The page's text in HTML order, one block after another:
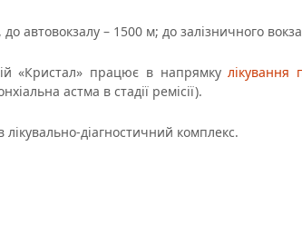
автовокзалу – 1500 м; до залізничного
«Кристал» працює в напрямкулікування
астма в стадії ремісії).
діагностичний комплекс.